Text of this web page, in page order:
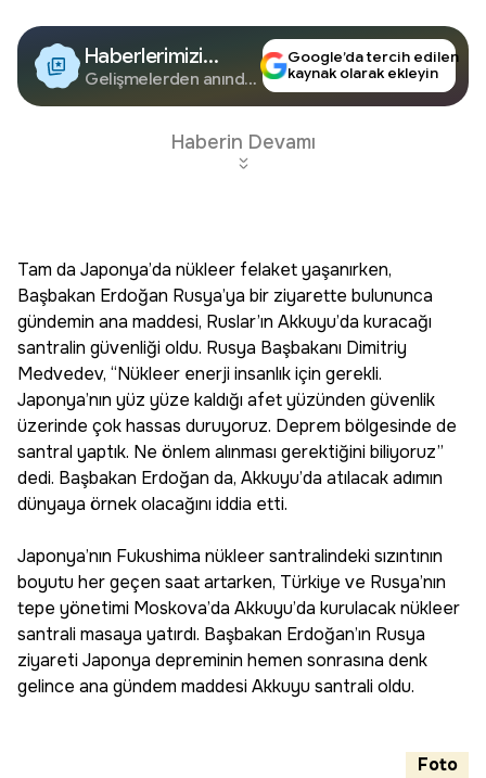
Haberlerimizi
Google'da Takip
Edin
Gelişmelerden anında
Google’da tercih edilen
kaynak olarak ekleyin
Haberin Devamı
Tam da Japonya’da nükleer felaket yaşanırken,
Başbakan Erdoğan Rusya’ya bir ziyarette bulununca
gündemin ana maddesi, Ruslar’ın Akkuyu’da kuracağı
santralin güvenliği oldu. Rusya Başbakanı Dimitriy
Medvedev, “Nükleer enerji insanlık için gerekli.
Japonya’nın yüz yüze kaldığı afet yüzünden güvenlik
üzerinde çok hassas duruyoruz. Deprem bölgesinde de
santral yaptık. Ne önlem alınması gerektiğini biliyoruz”
dedi. Başbakan Erdoğan da, Akkuyu’da atılacak adımın
dünyaya örnek olacağını iddia etti.
Japonya’nın Fukushima nükleer santralindeki sızıntının
boyutu her geçen saat artarken, Türkiye ve Rusya’nın
tepe yönetimi Moskova’da Akkuyu’da kurulacak nükleer
santrali masaya yatırdı. Başbakan Erdoğan’ın Rusya
ziyareti Japonya depreminin hemen sonrasına denk
gelince ana gündem maddesi Akkuyu santrali oldu.
Foto